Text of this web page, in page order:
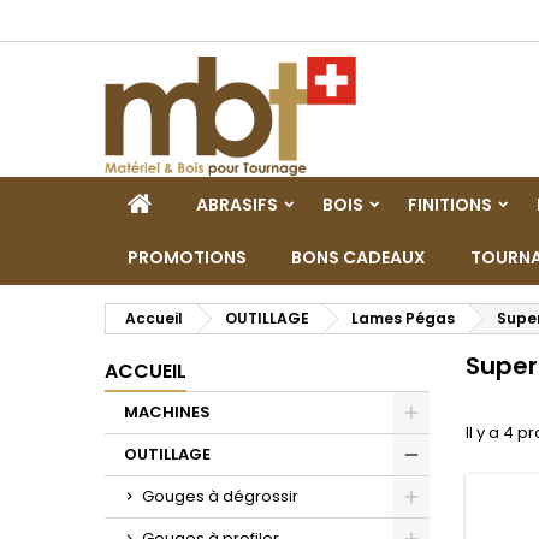
ACCUEILABRASIFS BOIS FINITIONS
PROMOTIONS BONS CADEAUX
Accueil OUTILLAGE Lames Pégas
ACCUEIL
MACHINES
Toggle
OUTILLAGE
Gouges à dégrossir
Il y a 4